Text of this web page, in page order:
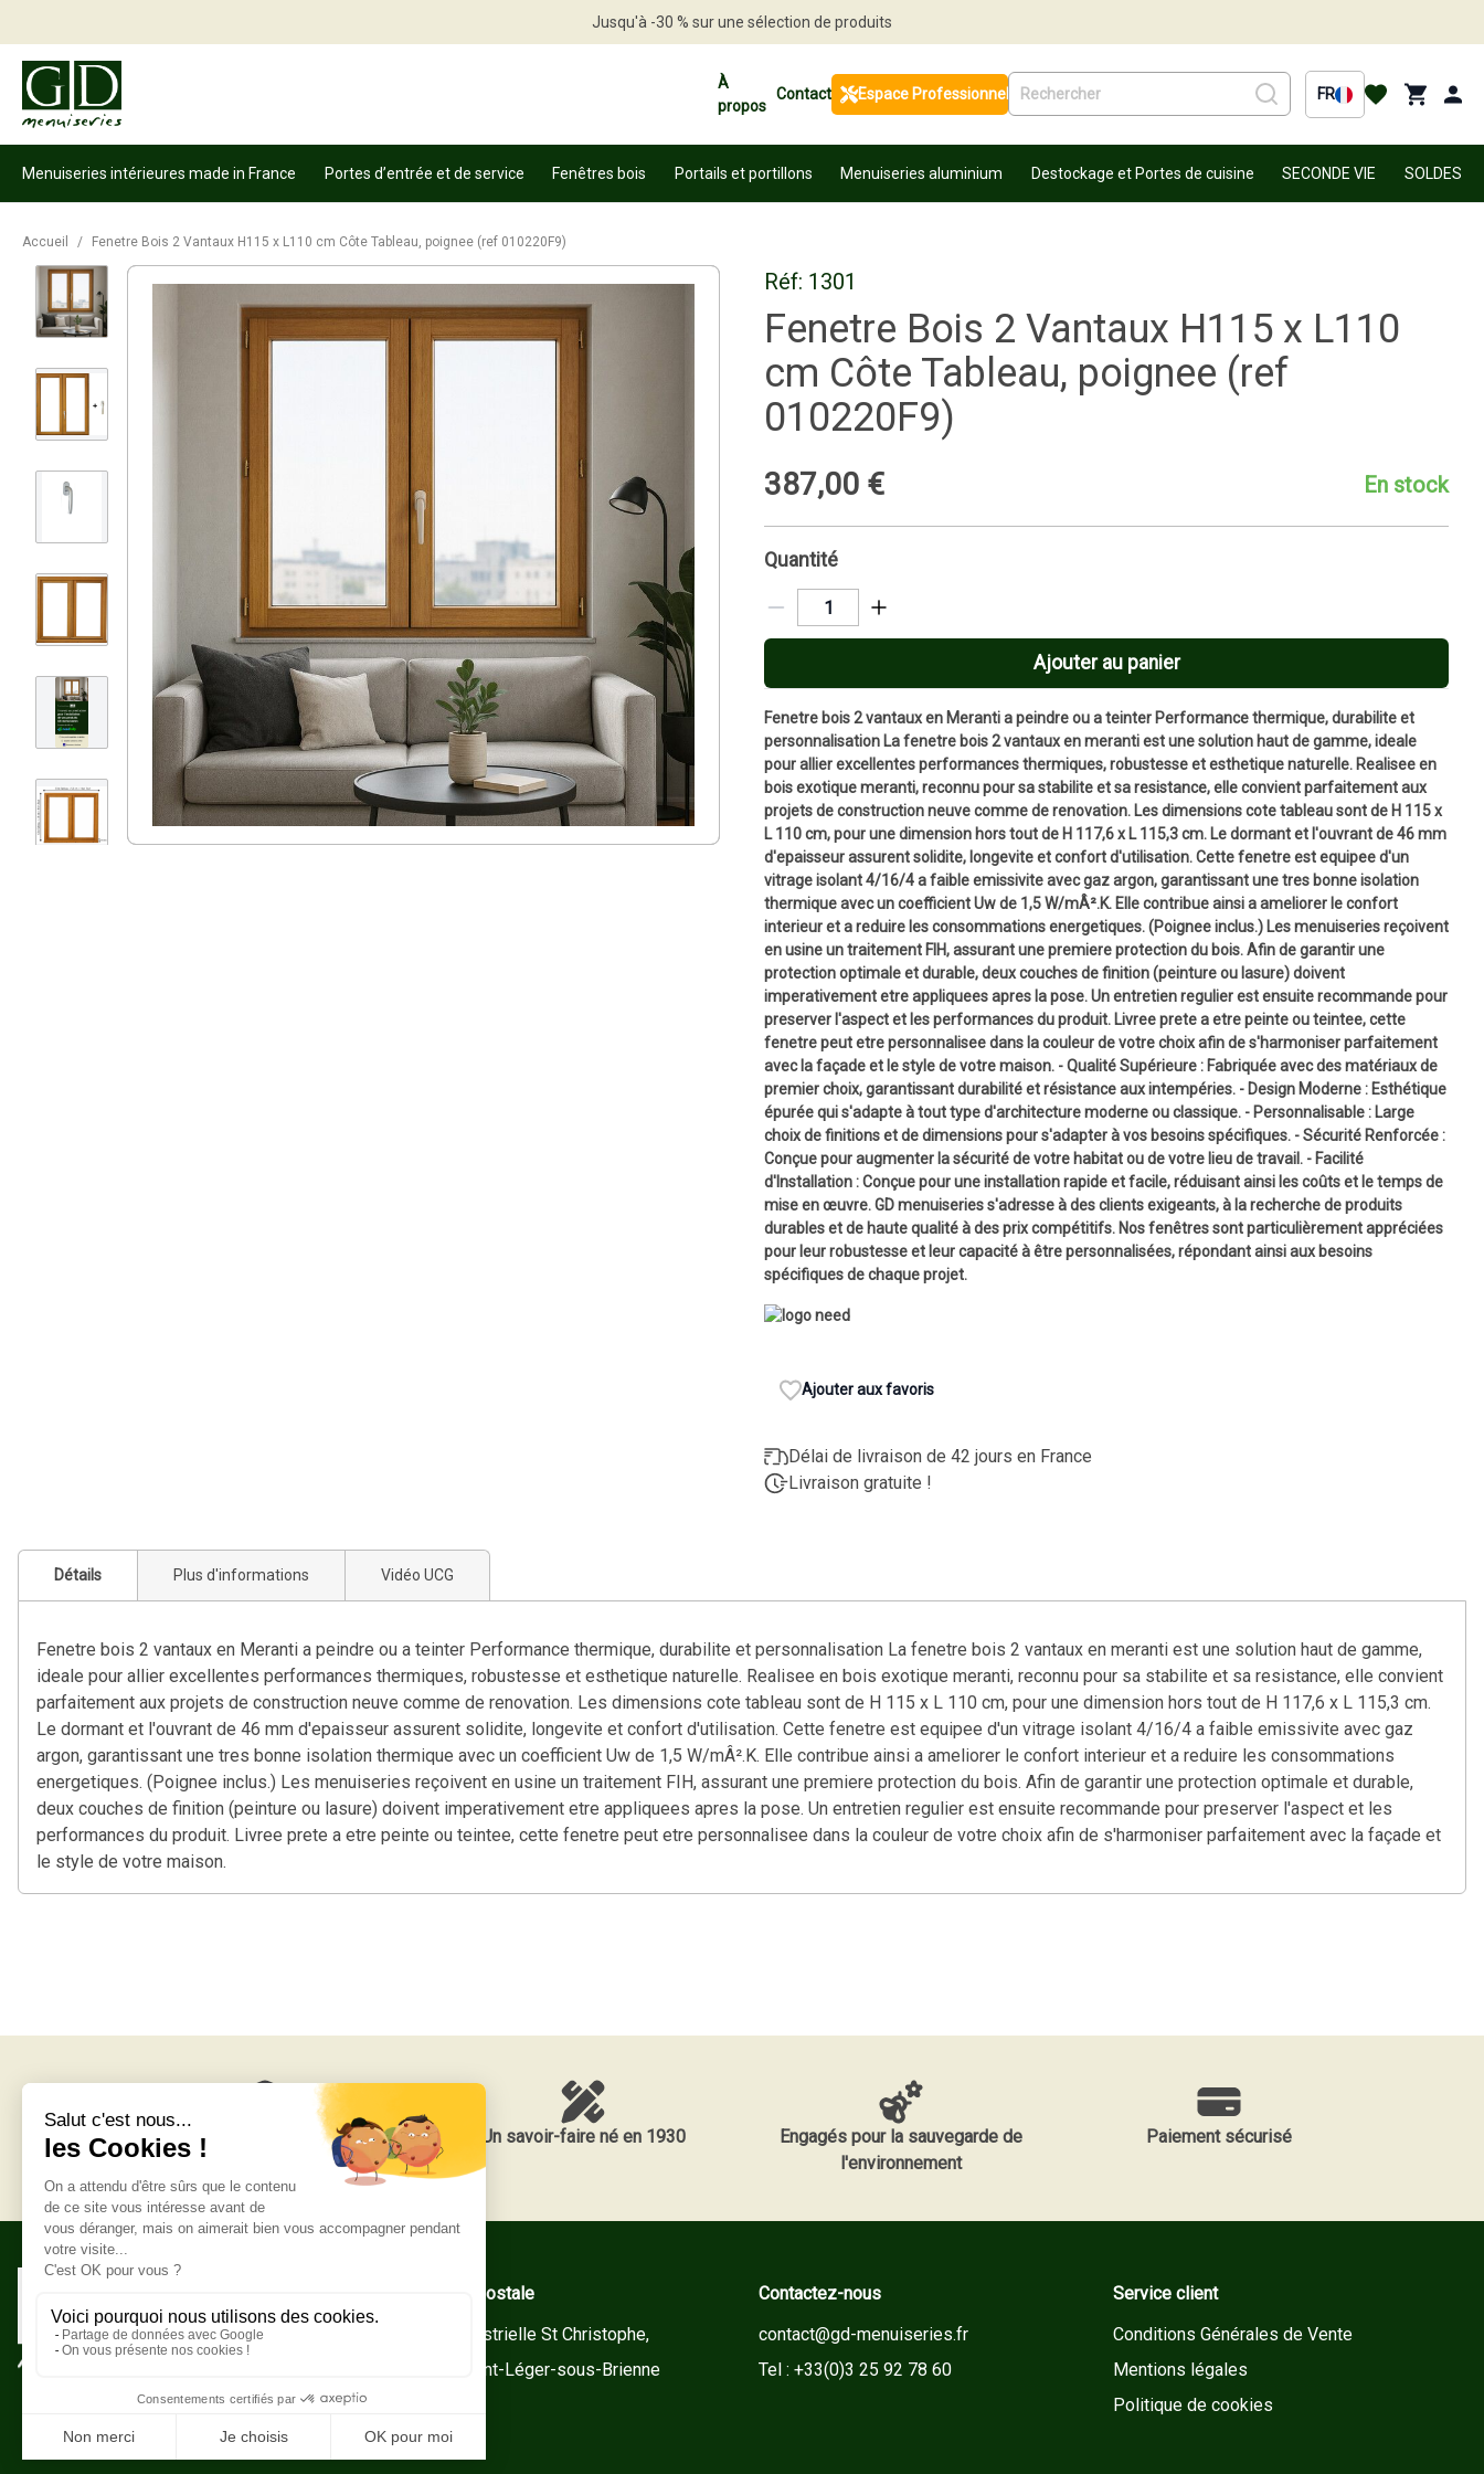
Jusqu'à -30 % sur une sélection de produits
À
propos
Contact Espace Professionnel FR
Menuiseries intérieures made in France Portes d’entrée et de service Fenêtres bois Portails et portillons Menuiseries aluminium Destockage et Portes de cuisine SECONDE VIE SOLDES
Accueil / Fenetre Bois 2 Vantaux H115 x L110 cm Côte Tableau, poignee (ref 010220F9)
Réf: 1301
Fenetre Bois 2 Vantaux H115 x L110
cm Côte Tableau, poignee (ref
010220F9)
387,00 € En stock
Quantité
Ajouter au panier
Fenetre bois 2 vantaux en Meranti a peindre ou a teinter Performance thermique, durabilite et
personnalisation La fenetre bois 2 vantaux en meranti est une solution haut de gamme, ideale
pour allier excellentes performances thermiques, robustesse et esthetique naturelle. Realisee en
bois exotique meranti, reconnu pour sa stabilite et sa resistance, elle convient parfaitement aux
projets de construction neuve comme de renovation. Les dimensions cote tableau sont de H 115 x
L 110 cm, pour une dimension hors tout de H 117,6 x L 115,3 cm. Le dormant et l'ouvrant de 46 mm
d'epaisseur assurent solidite, longevite et confort d'utilisation. Cette fenetre est equipee d'un
vitrage isolant 4/16/4 a faible emissivite avec gaz argon, garantissant une tres bonne isolation
thermique avec un coefficient Uw de 1,5 W/mÂ².K. Elle contribue ainsi a ameliorer le confort
interieur et a reduire les consommations energetiques. (Poignee inclus.) Les menuiseries reçoivent
en usine un traitement FIH, assurant une premiere protection du bois. Afin de garantir une
protection optimale et durable, deux couches de finition (peinture ou lasure) doivent
imperativement etre appliquees apres la pose. Un entretien regulier est ensuite recommande pour
preserver l'aspect et les performances du produit. Livree prete a etre peinte ou teintee, cette
fenetre peut etre personnalisee dans la couleur de votre choix afin de s'harmoniser parfaitement
avec la façade et le style de votre maison. - Qualité Supérieure : Fabriquée avec des matériaux de
premier choix, garantissant durabilité et résistance aux intempéries. - Design Moderne : Esthétique
épurée qui s'adapte à tout type d'architecture moderne ou classique. - Personnalisable : Large
choix de finitions et de dimensions pour s'adapter à vos besoins spécifiques. - Sécurité Renforcée :
Conçue pour augmenter la sécurité de votre habitat ou de votre lieu de travail. - Facilité
d'Installation : Conçue pour une installation rapide et facile, réduisant ainsi les coûts et le temps de
mise en œuvre. GD menuiseries s'adresse à des clients exigeants, à la recherche de produits
durables et de haute qualité à des prix compétitifs. Nos fenêtres sont particulièrement appréciées
pour leur robustesse et leur capacité à être personnalisées, répondant ainsi aux besoins
spécifiques de chaque projet.
Ajouter aux favoris
Délai de livraison de 42 jours en France
Livraison gratuite !
Détails Plus d'informations Vidéo UCG
Fenetre bois 2 vantaux en Meranti a peindre ou a teinter Performance thermique, durabilite et personnalisation La fenetre bois 2 vantaux en meranti est une solution haut de gamme,
ideale pour allier excellentes performances thermiques, robustesse et esthetique naturelle. Realisee en bois exotique meranti, reconnu pour sa stabilite et sa resistance, elle convient
parfaitement aux projets de construction neuve comme de renovation. Les dimensions cote tableau sont de H 115 x L 110 cm, pour une dimension hors tout de H 117,6 x L 115,3 cm.
Le dormant et l'ouvrant de 46 mm d'epaisseur assurent solidite, longevite et confort d'utilisation. Cette fenetre est equipee d'un vitrage isolant 4/16/4 a faible emissivite avec gaz
argon, garantissant une tres bonne isolation thermique avec un coefficient Uw de 1,5 W/mÂ².K. Elle contribue ainsi a ameliorer le confort interieur et a reduire les consommations
energetiques. (Poignee inclus.) Les menuiseries reçoivent en usine un traitement FIH, assurant une premiere protection du bois. Afin de garantir une protection optimale et durable,
deux couches de finition (peinture ou lasure) doivent imperativement etre appliquees apres la pose. Un entretien regulier est ensuite recommande pour preserver l'aspect et les
performances du produit. Livree prete a etre peinte ou teintee, cette fenetre peut etre personnalisee dans la couleur de votre choix afin de s'harmoniser parfaitement avec la façade et
le style de votre maison.
Livraison gratuite Un savoir-faire né en 1930
Engagés pour la sauvegarde de
l'environnement
Paiement sécurisé
Adresse postale
Zone Industrielle St Christophe,
10500 Saint-Léger-sous-Brienne
Contactez-nous
contact@gd-menuiseries.fr
Tel : +33(0)3 25 92 78 60
Service client
Conditions Générales de Vente
Mentions légales
Politique de cookies